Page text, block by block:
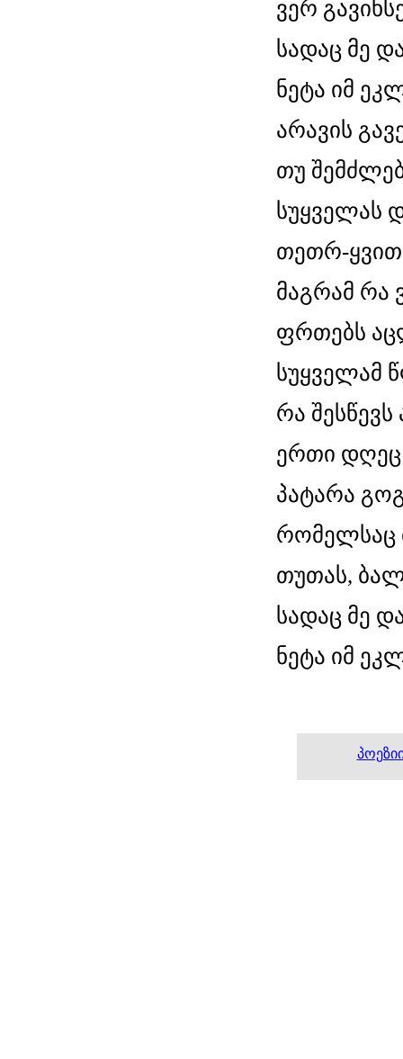
ვერ
სადაც მე
ნეტა იმ
არავის
თუ
სუყველას
თეთრ-
მაგრამ რა
ფრთებს
სუყველამ
რა შესწევს
ერთი
პატარა
რომელსაც
თუთას,
სადაც მე
ნეტა იმ